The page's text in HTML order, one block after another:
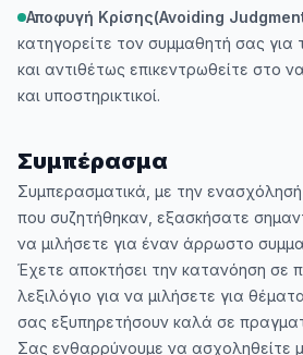
Αποφυγή Κρίσης(Avoiding
κατηγορείτε τον συμμαθητή σας για
και αντιθέτως επικεντρωθείτε στο
και υποστηρικτικοί.
Συμπέρασμα
Συμπερασματικά, με την
που συζητήθηκαν, εξασκήσατε
να μιλήσετε για έναν άρρωστο
Έχετε αποκτήσει την κατανόηση σε
λεξιλόγιο για να μιλήσετε για
σας εξυπηρετήσουν καλά σε
Σας ενθαρρύνουμε να ασχοληθείτε